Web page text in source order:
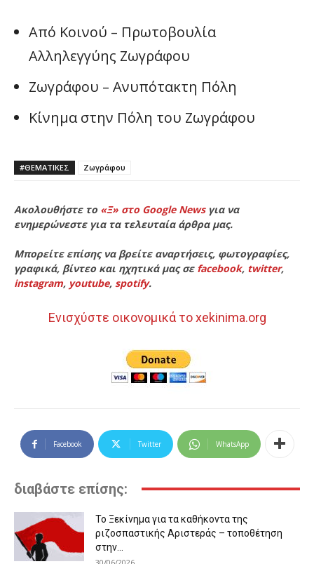
Από Κοινού – Πρωτοβουλία
Αλληλεγγύης Ζωγράφου
Ζωγράφου – Ανυπότακτη Πόλη
Κίνημα στην Πόλη του Ζωγράφου
#ΘΕΜΑΤΙΚΈΣ Ζωγράφου
Ακολουθήστε το «Ξ» στο Google Newsγια να
ενημερώνεστε για τα τελευταία άρθρα μας.
Μπορείτε επίσης να βρείτε αναρτήσεις, φωτογραφίες,
γραφικά, βίντεο και ηχητικά μας σε facebook, twitter,
instagram, youtube, spotify.
Ενισχύστε οικονομικά το xekinima.org
Facebook Twitter WhatsApp
διαβάστε επίσης:
Το Ξεκίνημα για τα καθήκοντα της
ριζοσπαστικής Αριστεράς – τοποθέτηση
στην...